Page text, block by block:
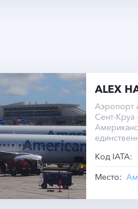
ALEX
Аэропорт
Сент-Круа
Код IATA:
Место: